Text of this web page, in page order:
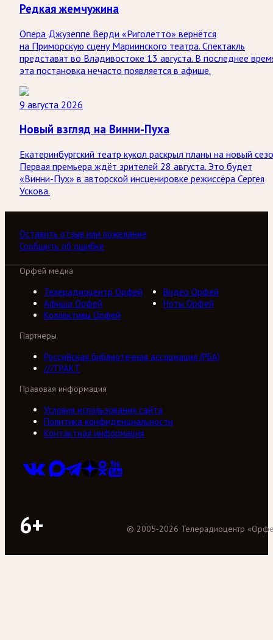
Редкая жемчужина
Опера Джузеппе Верди «Риголетто» вернётся
на Приморскую сцену Мариинского театра. Спектакль
представят во Владивостоке 13 августа. В последнее
эта постановка нечасто появляется в афише.
9 августа 2026
Новый взгляд на Винни-Пуха
Екатеринбургский театр кукол раскрыл планы на новый
Первая премьера ждёт зрителей 28 августа. Это будет
«Винни-Пух» в авторской инсценировке режиссёра Сергея
Ускова.
Оставить отзыв или пожелание
Сообщить об ошибке
Орфей медиа
Телерадиоцентр Орфей
Видео Орфей
Афиша Орфей
Ноты Орфей
Коллективы Орфей
Партнеры
Российская библиотечная ассоциация (РБА)
///ТРАКТ
Правовая информация
Условия использования сайта
Политика конфиденциальности
Контактная информация
6+ © 2005-2026 Телерадиоцентр